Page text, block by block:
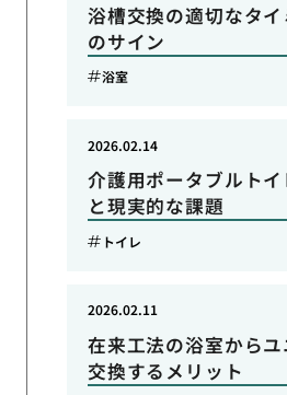
浴槽交換の適切なタ
のサイン
浴室
介護用ポータブルト
と現実的な課題
2026.02.14
トイレ
在来工法の浴室から
交換するメリット
2026.02.11